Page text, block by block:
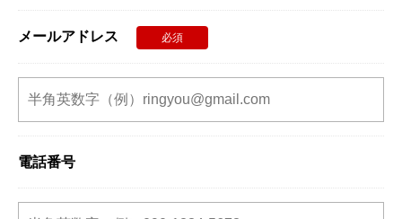
メールアドレス 必須
電話番号